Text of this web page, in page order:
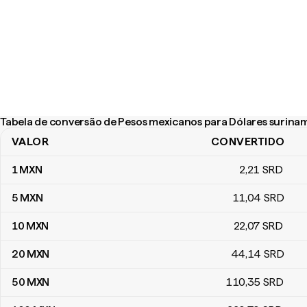
Tabela de conversão de Pesos mexicanos para Dólares
Tabela de conversão de Pesos mexicanos para Dólares
VALOR CONVERTIDO
1MXN 2,21 SRD
5 MXN 11,04 SRD
10 MXN 22,07 SRD
20 MXN 44,14 SRD
50 MXN 110,35 SRD